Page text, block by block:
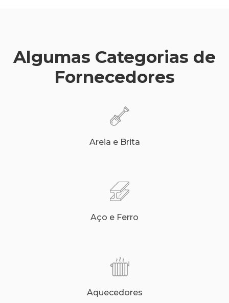
Algumas Categorias de
Fornecedores
Areia e Brita
Aço e Ferro
Aquecedores